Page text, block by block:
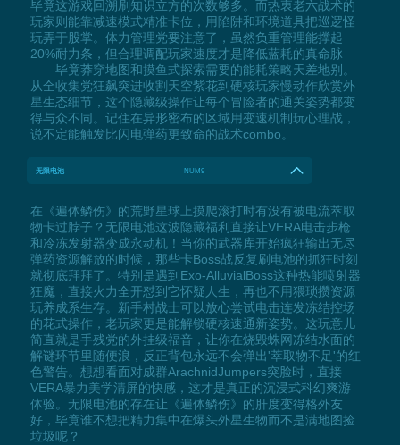
毕竟这游戏回溯刷知识立方的次数够多。而热衷老六战术的
玩家则能靠减速模式精准卡位，用陷阱和环境道具把巡逻怪
玩弄于股掌。体力管理党要注意了，虽然负重管理能撑起
20%耐力条，但合理调配玩家速度才是降低蓝耗的真命脉
——毕竟莽穿地图和摸鱼式探索需要的能耗策略天差地别。
从全收集党狂飙突进收割天空紫花到硬核玩家慢动作欣赏外
星生态细节，这个隐藏级操作让每个冒险者的通关姿势都变
得与众不同。记住在异形密布的区域用变速机制玩心理战，
说不定能触发比闪电弹药更致命的战术combo。
无限电池 NUM9
在《遍体鳞伤》的荒野星球上摸爬滚打时有没有被电流萃取
物卡过脖子？无限电池这波隐藏福利直接让VERA电击步枪
和冷冻发射器变成永动机！当你的武器库开始疯狂输出无尽
弹药资源解放的时候，那些卡Boss战反复刷电池的抓狂时刻
就彻底拜拜了。特别是遇到Exo-AlluvialBoss这种热能喷射器
狂魔，直接火力全开怼到它怀疑人生，再也不用猥琐攒资源
玩养成系生存。新手村战士可以放心尝试电击连发冻结控场
的花式操作，老玩家更是能解锁硬核速通新姿势。这玩意儿
简直就是手残党的外挂级福音，让你在烧毁蛛网冻结水面的
解谜环节里随便浪，反正背包永远不会弹出'萃取物不足'的红
色警告。想想看面对成群ArachnidJumpers突脸时，直接
VERA暴力美学清屏的快感，这才是真正的沉浸式科幻爽游
体验。无限电池的存在让《遍体鳞伤》的肝度变得格外友
好，毕竟谁不想把精力集中在爆头外星生物而不是满地图捡
垃圾呢？